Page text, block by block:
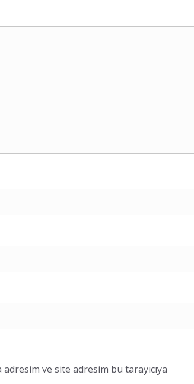
ve site adresim bu tarayıcıya